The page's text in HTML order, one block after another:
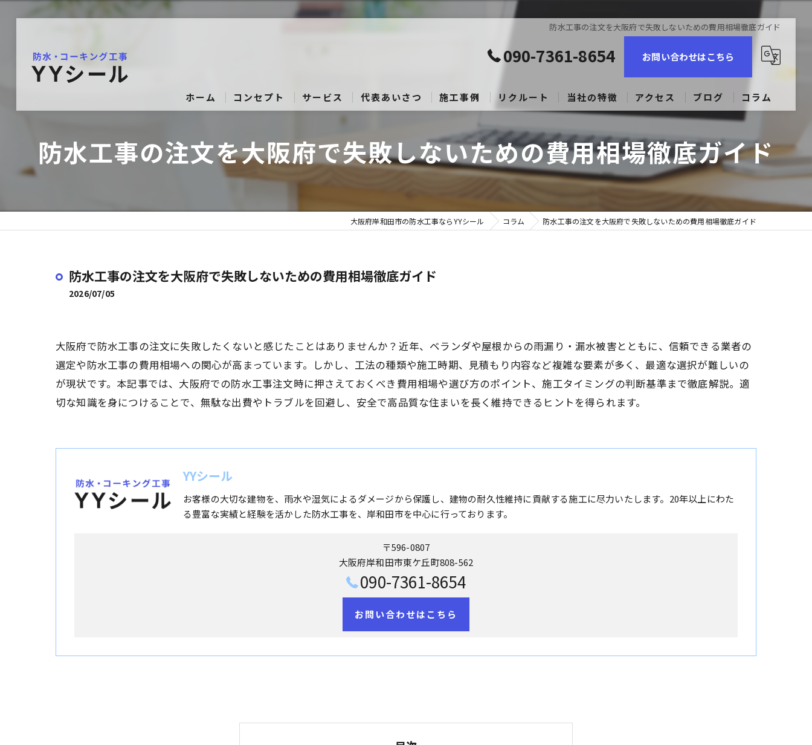
防水工事の注文を大阪府で失敗しないための費用相場徹底ガイド
090-7361-8654 お問い合わせはこちら
ホーム コンセプト サービス 代表あいさつ 施工事例 リクルート 当社の特徴
コーキング
ビル
戸建て
アクセス ブログ コラム
防水工事の注文を大阪府で失敗しないための費用相場徹底ガイド
大阪府岸和田市の防水工事ならYYシール コラム 防水工事の注文を大阪府で失敗しないための費用相場徹底ガイド
防水工事の注文を大阪府で失敗しないための費用相場徹底ガイド
2026/07/05
大阪府で防水工事の注文に失敗したくないと感じたことはありませんか？近年、ベランダや屋根からの雨漏り・漏水被害とともに、信頼できる業者の
選定や防水工事の費用相場への関心が高まっています。しかし、工法の種類や施工時期、見積もり内容など複雑な要素が多く、最適な選択が難しいの
が現状です。本記事では、大阪府での防水工事注文時に押さえておくべき費用相場や選び方のポイント、施工タイミングの判断基準まで徹底解説。適
切な知識を身につけることで、無駄な出費やトラブルを回避し、安全で高品質な住まいを長く維持できるヒントを得られます。
YYシール
お客様の大切な建物を、雨水や湿気によるダメージから保護し、建物の耐久性維持に貢献する施工に尽力いたします。20年以上にわた
る豊富な実績と経験を活かした防水工事を、岸和田市を中心に行っております。
〒596-0807
大阪府岸和田市東ケ丘町808-562
090-7361-8654
お問い合わせはこちら